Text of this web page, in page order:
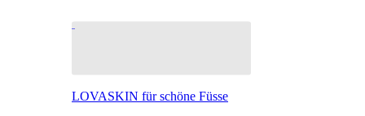
LOVASKIN für schöne Füsse